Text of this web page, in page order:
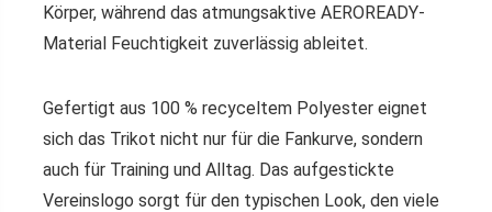
Körper, während das atmungsaktive AEROREADY-
Material Feuchtigkeit zuverlässig ableitet.
Gefertigt aus 100 % recyceltem Polyester eignet
sich das Trikot nicht nur für die Fankurve, sondern
auch für Training und Alltag. Das aufgestickte
Vereinslogo sorgt für den typischen Look, den viele